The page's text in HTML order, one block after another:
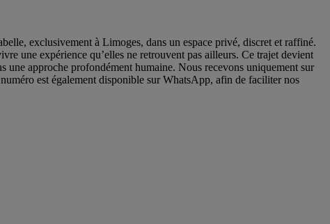
exclusivement à Limoges, dans un espace privé, discret et raffiné.
une expérience qu’elles ne retrouvent pas ailleurs. Ce trajet devient
une approche profondément humaine. Nous recevons uniquement sur
est également disponible sur WhatsApp, afin de faciliter nos